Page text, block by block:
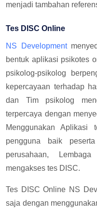
menjadi tambahan
Tes DISC Online
NS Development
bentuk aplikasi psikotes
psikolog-psikolog
kepercayaan terhadap
dan Tim psikolog
terpercaya dengan
Menggunakan Aplikasi
pengguna baik
perusahaan,
mengakses tes DISC.
Tes DISC Online NS
saja dengan